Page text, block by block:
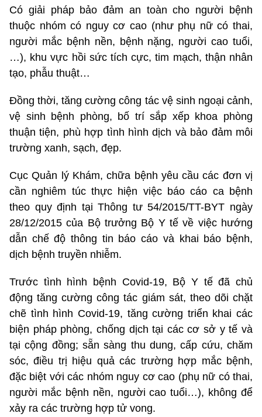
Có giải pháp bảo đảm an toàn cho người bệnh
thuộc nhóm có nguy cơ cao (như phụ nữ có thai,
người mắc bệnh nền, bệnh nặng, người cao tuổi,
…), khu vực hồi sức tích cực, tim mạch, thận nhân
tạo, phẫu thuật…
Đồng thời, tăng cường công tác vệ sinh ngoại cảnh,
vệ sinh bệnh phòng, bố trí sắp xếp khoa phòng
thuận tiện, phù hợp tình hình dịch và bảo đảm môi
trường xanh, sạch, đẹp.
Cục Quản lý Khám, chữa bệnh yêu cầu các đơn vị
cần nghiêm túc thực hiện việc báo cáo ca bệnh
theo quy định tại Thông tư 54/2015/TT-BYT ngày
28/12/2015 của Bộ trưởng Bộ Y tế về việc hướng
dẫn chế độ thông tin báo cáo và khai báo bệnh,
dịch bệnh truyền nhiễm.
Trước tình hình bệnh Covid-19, Bộ Y tế đã chủ
động tăng cường công tác giám sát, theo dõi chặt
chẽ tình hình Covid-19, tăng cường triển khai các
biện pháp phòng, chống dịch tại các cơ sở y tế và
tại cộng đồng; sẵn sàng thu dung, cấp cứu, chăm
sóc, điều trị hiệu quả các trường hợp mắc bệnh,
đặc biệt với các nhóm nguy cơ cao (phụ nữ có thai,
người mắc bệnh nền, người cao tuổi…), không để
xảy ra các trường hợp tử vong.